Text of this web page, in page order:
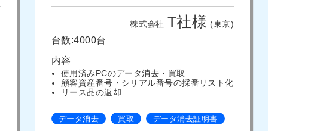
株式会社 T社様 (東京)
台数:4000台
内容
使用済みPCのデータ消去・買取
顧客資産番号・シリアル番号の採番リスト化
リース品の返却
データ消去 買取 データ消去証明書